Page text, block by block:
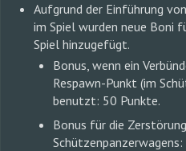
Aufgrund der Einführung
im Spiel wurden neue Boni
Spiel hinzugefügt.
Bonus, wenn ein
Respawn-Punkt (im
benutzt: 50 Punkte.
Bonus für die